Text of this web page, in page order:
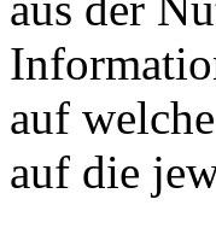
auf
auf die